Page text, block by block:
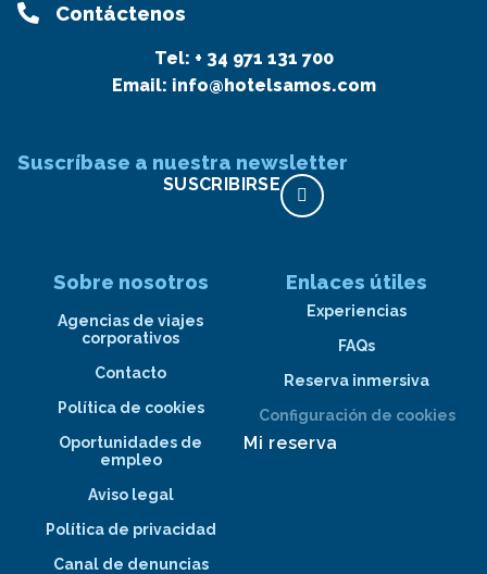
Contáctenos
Tel: + 34 971 131 700
Email: info@hotelsamos.com
Suscríbase a nuestra newsletter
SUSCRIBIRSE
Sobre nosotros
Agencias de viajes
corporativos
Contacto
Política de cookies
Oportunidades de
empleo
Aviso legal
Política de privacidad
Canal de denuncias
Enlaces útiles
Experiencias
FAQs
Reserva inmersiva
Configuración de cookies
Mi reserva